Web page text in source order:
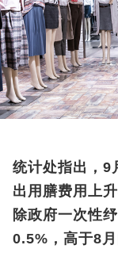
统计处指出，9
出用膳费用上
除政府一次性
0.5%，高于8月